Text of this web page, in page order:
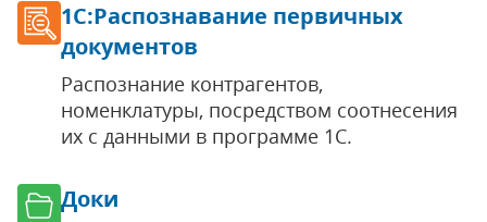
1С:Распознавание первичных
документов
Распознание контрагентов,
номенклатуры, посредством соотнесения
их с данными в программе 1С.
Доки